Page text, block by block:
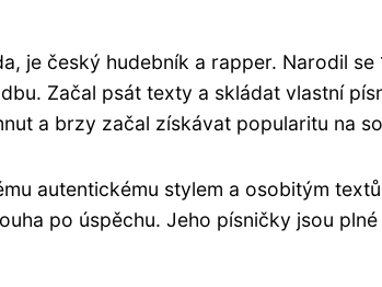
je český hudebník a rapper. Narodil
Začal psát texty a skládat vlastní
a brzy začal získávat popularitu na
autentickému stylem a osobitým
po úspěchu. Jeho písničky jsou